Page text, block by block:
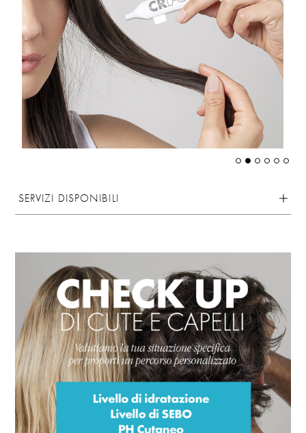
SERVIZI DISPONIBILI